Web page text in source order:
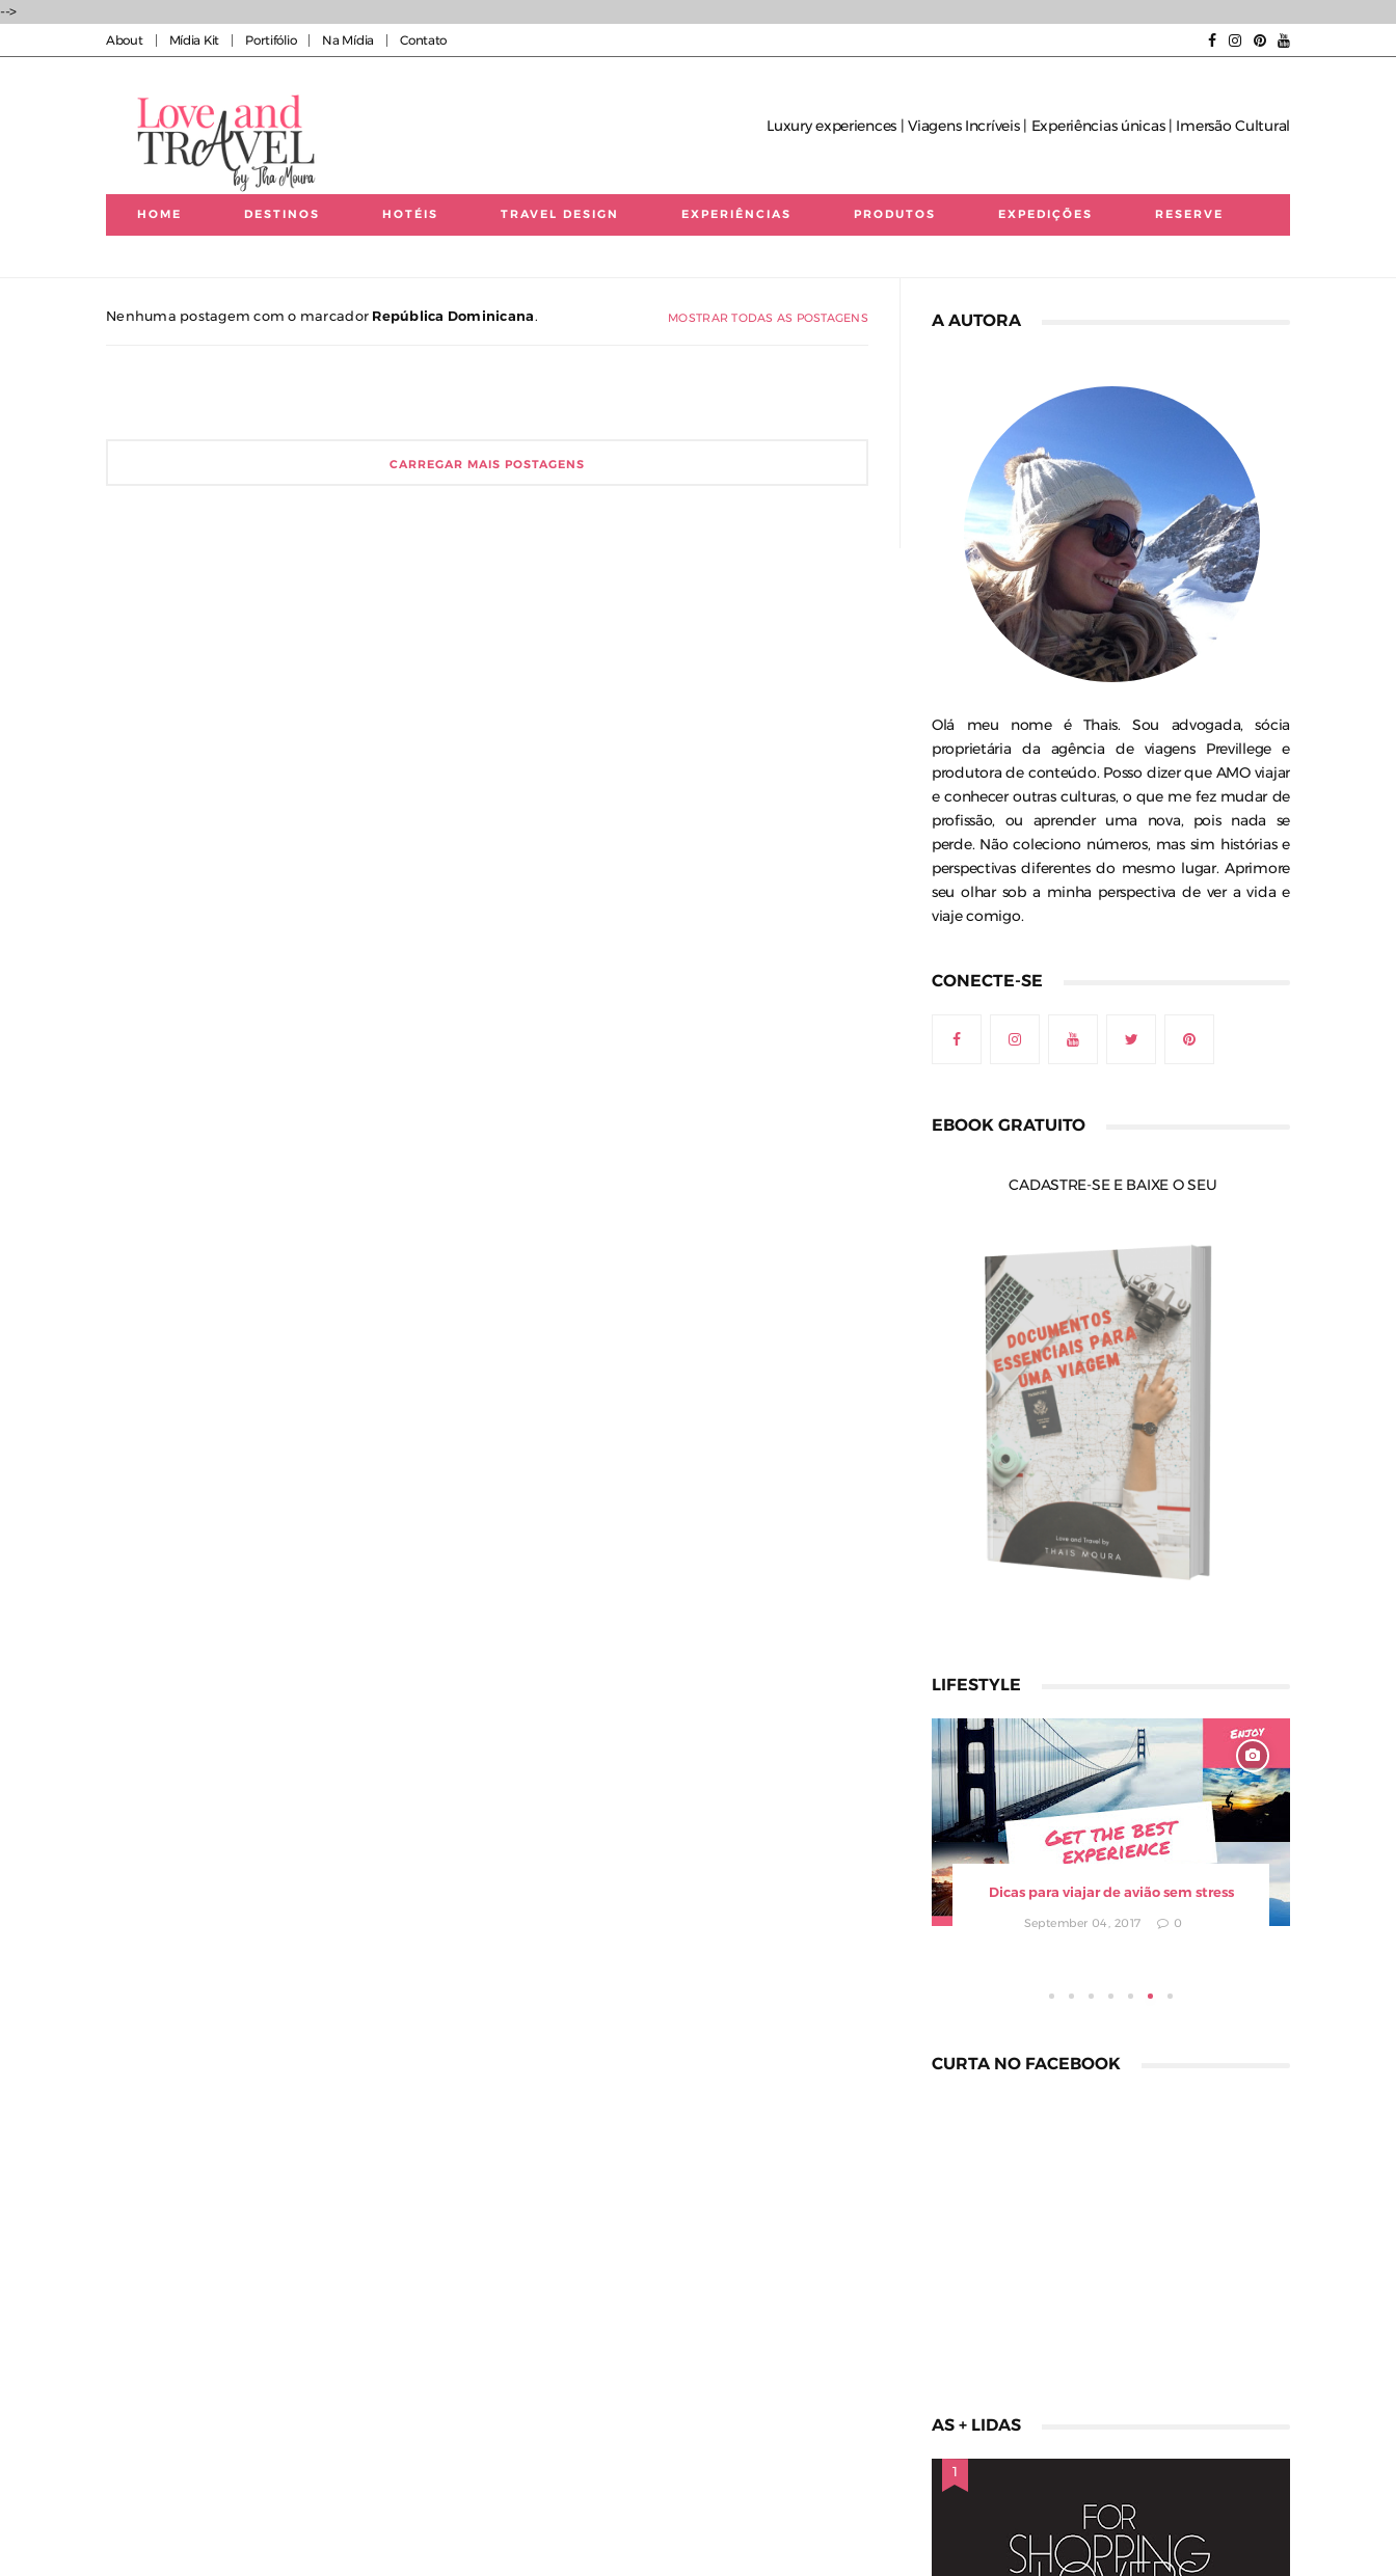
-->
About Mídia Kit Portifólio Na Mídia Contato
Luxury experiences | Viagens Incríveis | Experiências únicas | Imersão Cultural
HOME DESTINOS HOTÉIS TRAVEL DESIGN EXPERIÊNCIAS PRODUTOS EXPEDIÇÕES RESERVE
Nenhuma postagem com o marcador República Dominicana . MOSTRAR TODAS AS POSTAGENS
CARREGAR MAIS POSTAGENS
A AUTORA
Olá meu nome é Thais. Sou advogada, sócia
proprietária da agência de viagens Previllege e
produtora de conteúdo. Posso dizer que AMO viajar
e conhecer outras culturas, o que me fez mudar de
profissão, ou aprender uma nova, pois nada se
perde. Não coleciono números, mas sim histórias e
perspectivas diferentes do mesmo lugar. Aprimore
seu olhar sob a minha perspectiva de ver a vida e
viaje comigo.
CONECTE-SE
EBOOK GRATUITO
CADASTRE-SE E BAIXE O SEU
LIFESTYLE
Dicas para viajar de avião sem stress
September 04, 2017 0
CURTA NO FACEBOOK
AS + LIDAS